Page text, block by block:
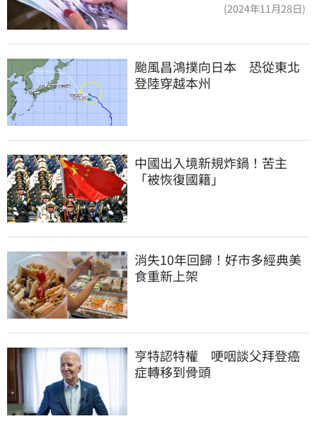
(2024年11月28日)
颱風昌鴻撲向日本　恐從東北
登陸穿越本州
中國出入境新規炸鍋！苦主
「被恢復國籍」
消失10年回歸！好市多經典美
食重新上架
亨特認特權　哽咽談父拜登癌
症轉移到骨頭